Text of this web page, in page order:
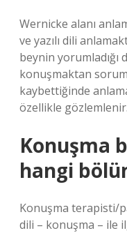
Wernicke alanı
ve yazılı dili
beynin yorumladığı
konuşmaktan
kaybettiğinde
özellikle gözlemlenir.
Konuşma
hangi
Konuşma terapisti/
dili – konuşma – ile